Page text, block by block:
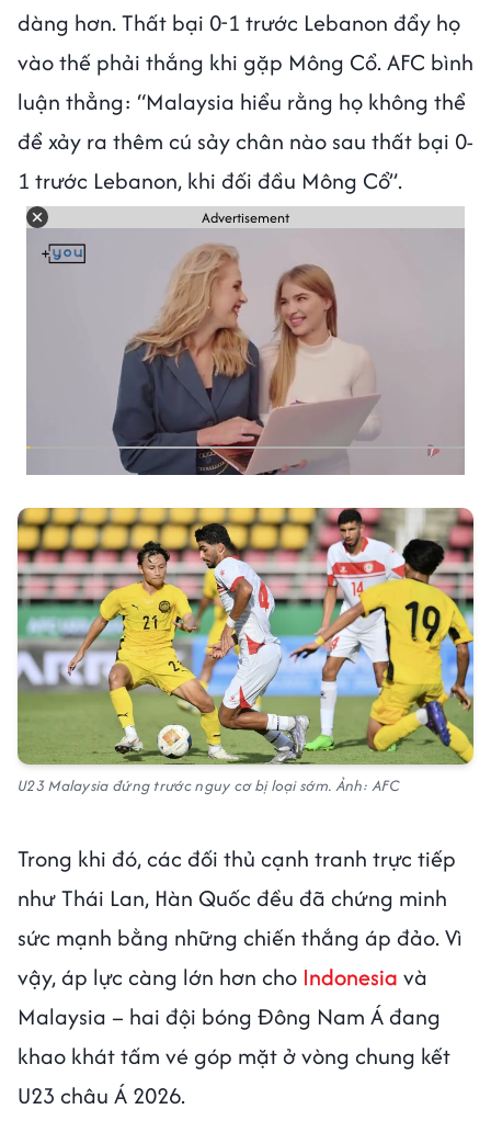
dàng hơn. Thất bại 0-1 trước Lebanon đẩy họ
vào thế phải thắng khi gặp Mông Cổ. AFC bình
luận thẳng: “Malaysia hiểu rằng họ không thể
để xảy ra thêm cú sảy chân nào sau thất bại 0-
1 trước Lebanon, khi đối đầu Mông Cổ”.
Advertisement
U23 Malaysia đứng trước nguy cơ bị loại sớm. Ảnh: AFC
Trong khi đó, các đối thủ cạnh tranh trực tiếp
như Thái Lan, Hàn Quốc đều đã chứng minh
sức mạnh bằng những chiến thắng áp đảo. Vì
vậy, áp lực càng lớn hơn cho Indonesia và
Malaysia – hai đội bóng Đông Nam Á đang
khao khát tấm vé góp mặt ở vòng chung kết
U23 châu Á 2026.